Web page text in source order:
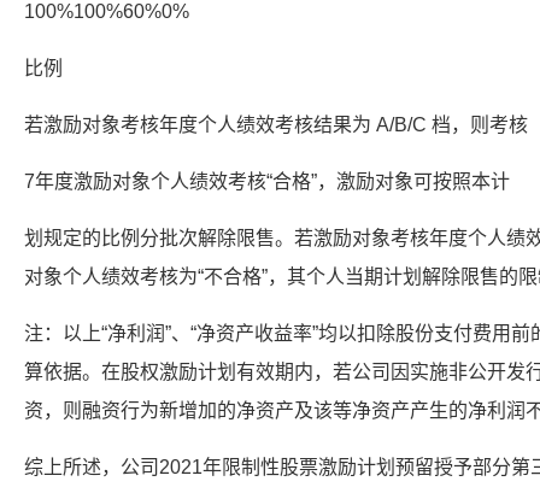
100%100%60%0%
比例
若激励对象考核年度个人绩效考核结果为 A/B/C 档，则考核
7年度激励对象个人绩效考核“合格”，激励对象可按照本计
划规定的比例分批次解除限售。若激励对象考核年度个人绩
对象个人绩效考核为“不合格”，其个人当期计划解除限售的
注：以上“净利润”、“净资产收益率”均以扣除股份支付费用
算依据。在股权激励计划有效期内，若公司因实施非公开发
资，则融资行为新增加的净资产及该等净资产产生的净利润
综上所述，公司2021年限制性股票激励计划预留授予部分